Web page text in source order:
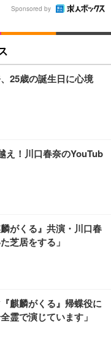
Sponsored by
25歳の誕生日に心境
え！川口春奈のYouTub
がくる』共演・川口春
芝居をする」
麒麟がくる』帰蝶役に
霊で演じています」